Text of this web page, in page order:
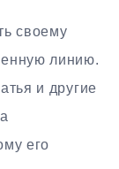
своему
линию.
и другие
его